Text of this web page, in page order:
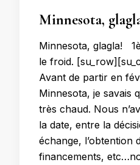
Minnesota,
Minnesota, glagla!
le froid.
Avant de partir en
Minnesota, je savais
très chaud. Nous
la date, entre la
échange, l’obtention
financements,